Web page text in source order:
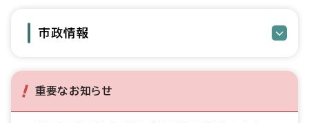
市政情報
重要なお知らせ